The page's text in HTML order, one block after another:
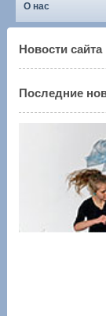
О нас
Новости сайта
Последние